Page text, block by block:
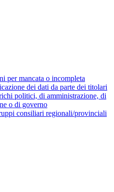
per mancata o incompleta
dei dati da parte dei titolari
politici, di amministrazione, di
o di governo
consiliari regionali/provinciali